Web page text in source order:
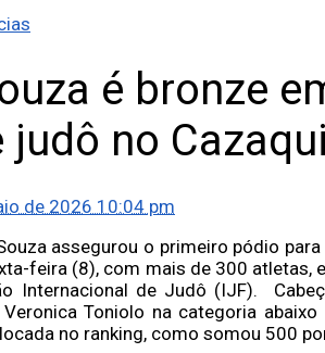
é bronze
judô no
de 2026 10:04 pm
assegurou o primeiro pódio
feira (8), com mais de 300 atletas,
Internacional de Judô (IJF).
Toniolo na categoria
no ranking, como somou 500